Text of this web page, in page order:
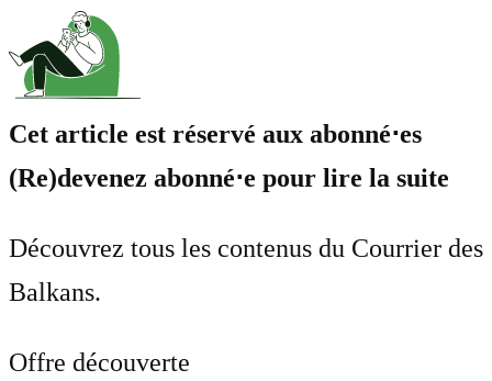
Cet article est réservé aux abonné⋅es
(Re)devenez abonné⋅e pour lire la suite
Découvrez tous les contenus du Courrier des
Balkans.
Offre découverte